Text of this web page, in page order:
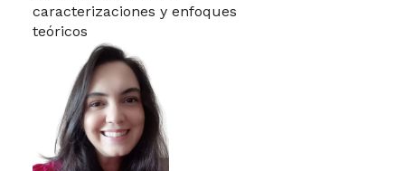
caracterizaciones y enfoques
teóricos